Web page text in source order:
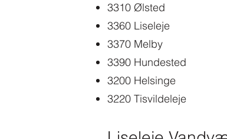
3310 Ølsted
3360 Liseleje
3370 Melby
3390 Hundested
3200 Helsinge
3220 Tisvildeleje